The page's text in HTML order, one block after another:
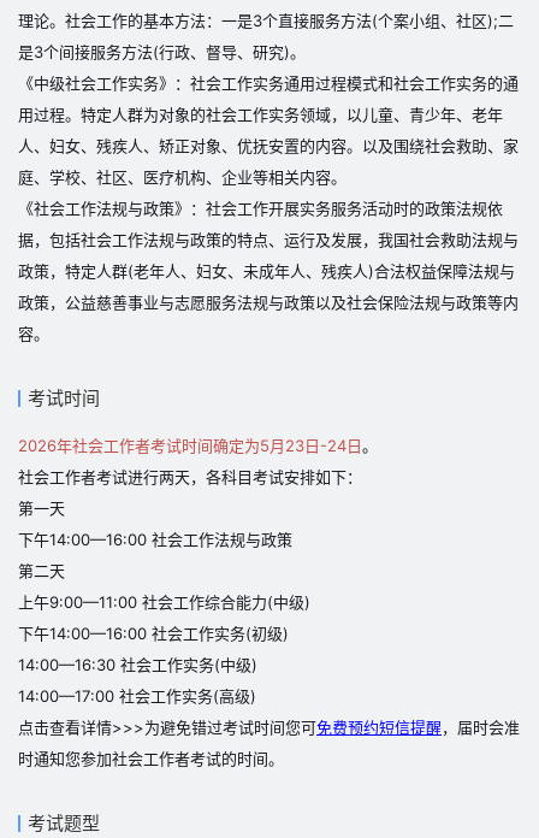
理论。社会工作的基本方法：一是3个直接服务方法(个案小组、社区);二
是3个间接服务方法(行政、督导、研究)。
《中级社会工作实务》：社会工作实务通用过程模式和社会工作实务的通
用过程。特定人群为对象的社会工作实务领域，以儿童、青少年、老年
人、妇女、残疾人、矫正对象、优抚安置的内容。以及围绕社会救助、家
庭、学校、社区、医疗机构、企业等相关内容。
《社会工作法规与政策》：社会工作开展实务服务活动时的政策法规依
据，包括社会工作法规与政策的特点、运行及发展，我国社会救助法规与
政策，特定人群(老年人、妇女、未成年人、残疾人)合法权益保障法规与
政策，公益慈善事业与志愿服务法规与政策以及社会保险法规与政策等内
容。
考试时间
2026年社会工作者考试时间确定为5月23日-24日。
社会工作者考试进行两天，各科目考试安排如下：
第一天
下午14:00—16:00 社会工作法规与政策
第二天
上午9:00—11:00 社会工作综合能力(中级)
下午14:00—16:00 社会工作实务(初级)
14:00—16:30 社会工作实务(中级)
14:00—17:00 社会工作实务(高级)
点击查看详情>>>为避免错过考试时间您可免费预约短信提醒，届时会准
时通知您参加社会工作者考试的时间。
考试题型